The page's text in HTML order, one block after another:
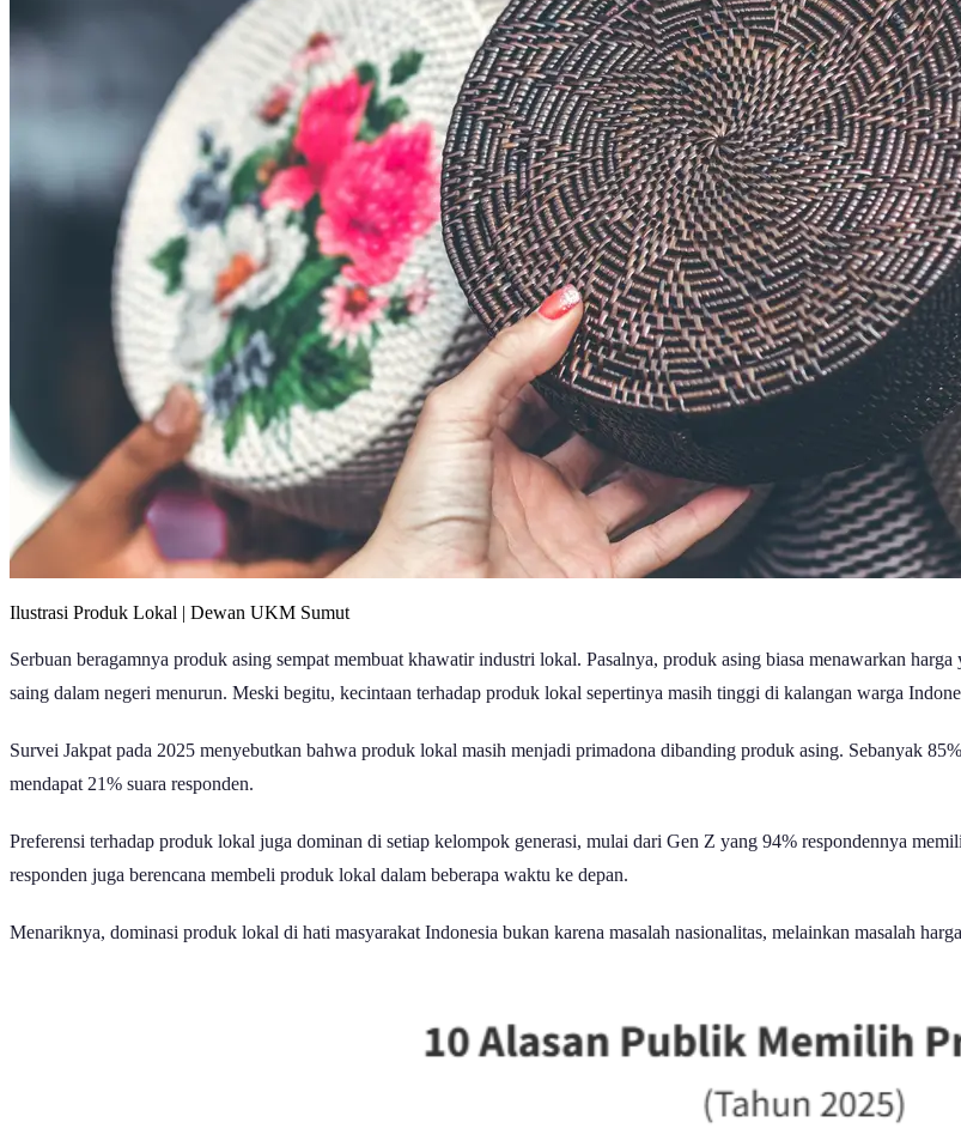
Ilustrasi Produk Lokal | Dewan UKM Sumut
Serbuan beragamnya produk asing sempat membuat khawatir industri lokal. Pasalnya, produk asing biasa menawarkan
saing dalam negeri menurun. Meski begitu, kecintaan terhadap produk lokal sepertinya masih tinggi di kalangan warga
Survei Jakpat pada 2025 menyebutkan bahwa produk lokal masih menjadi primadona dibanding produk asing. Sebanyak
mendapat 21% suara responden.
Preferensi terhadap produk lokal juga dominan di setiap kelompok generasi, mulai dari Gen Z yang 94% respondennya
responden juga berencana membeli produk lokal dalam beberapa waktu ke depan.
Menariknya, dominasi produk lokal di hati masyarakat Indonesia bukan karena masalah nasionalitas, melainkan masalah